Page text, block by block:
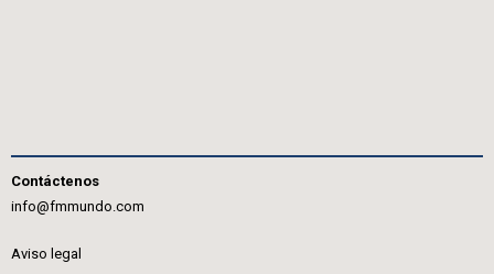
Contáctenos
info@fmmundo.com
Aviso legal